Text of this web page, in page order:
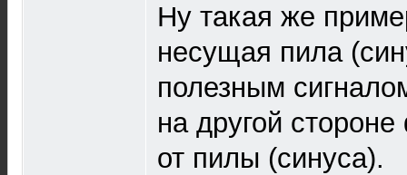
Ну такая же
несущая пила
полезным
на другой
от пилы (синуса).